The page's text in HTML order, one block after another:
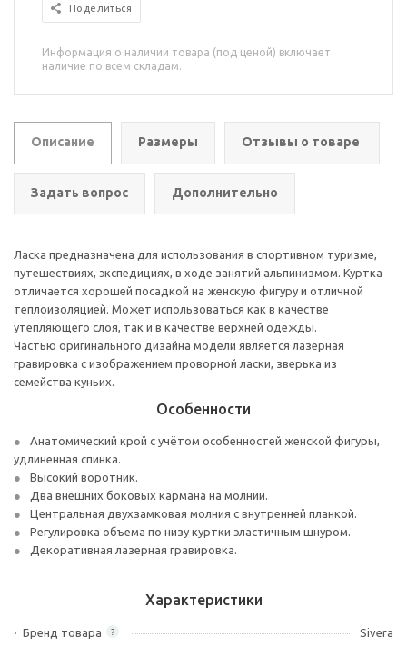
Поделиться
Информация о наличии товара (под ценой) включает
наличие по всем складам.
Описание Размеры Отзывы о товаре
Задать вопрос Дополнительно
Ласка предназначена для использования в спортивном туризме,
путешествиях, экспедициях, в ходе занятий альпинизмом. Куртка
отличается хорошей посадкой на женскую фигуру и отличной
теплоизоляцией. Может использоваться как в качестве
утепляющего слоя, так и в качестве верхней одежды.
Частью оригинального дизайна модели является лазерная
гравировка с изображением проворной ласки, зверька из
семейства куньих.
Особенности
Анатомический крой с учётом особенностей женской фигуры,
удлиненная спинка.
Высокий воротник.
Два внешних боковых кармана на молнии.
Центральная двухзамковая молния с внутренней планкой.
Регулировка объема по низу куртки эластичным шнуром.
Декоративная лазерная гравировка.
Характеристики
?
Бренд товара
Sivera